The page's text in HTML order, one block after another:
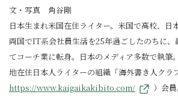
文・写真 角谷剛
日本生まれ米国在住ライター。米国で高校、日
両国でIT系会社員生活を25年過ごしたのちに、
てコーチ業に転身。日本のメディア多数で執筆
地在住日本人ライターの組織「海外書き人クラ
https://www.kaigaikakibito.com/
）会員